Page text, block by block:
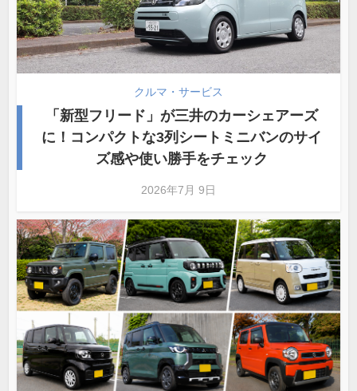
クルマ・サービス
「新型フリード」が三井のカーシェアーズ
に！コンパクトな3列シートミニバンのサイ
ズ感や使い勝手をチェック
2026年7月 9日